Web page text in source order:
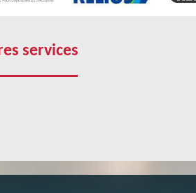
adéquates et se
des services de
également faire une
pour s’occuper de
services